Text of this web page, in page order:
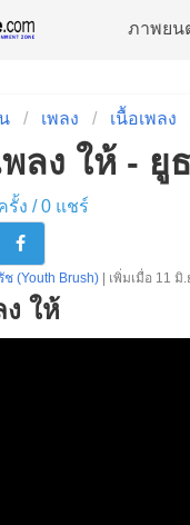
ภาพยน
เพลง เนื้อเพลง
พลง ให้ -
รั้ง /0 แชร์
ช (Youth Brush) | เพิ่มเมื่อ 11 มิ
ง ให้